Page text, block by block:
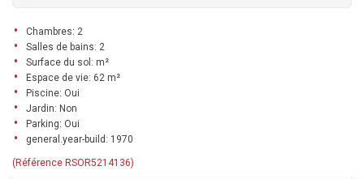
Chambres: 2
Salles de bains: 2
Surface du sol: m²
Espace de vie: 62 m²
Piscine: Oui
Jardin: Non
Parking: Oui
general.year-build: 1970
(Référence RSOR5214136)